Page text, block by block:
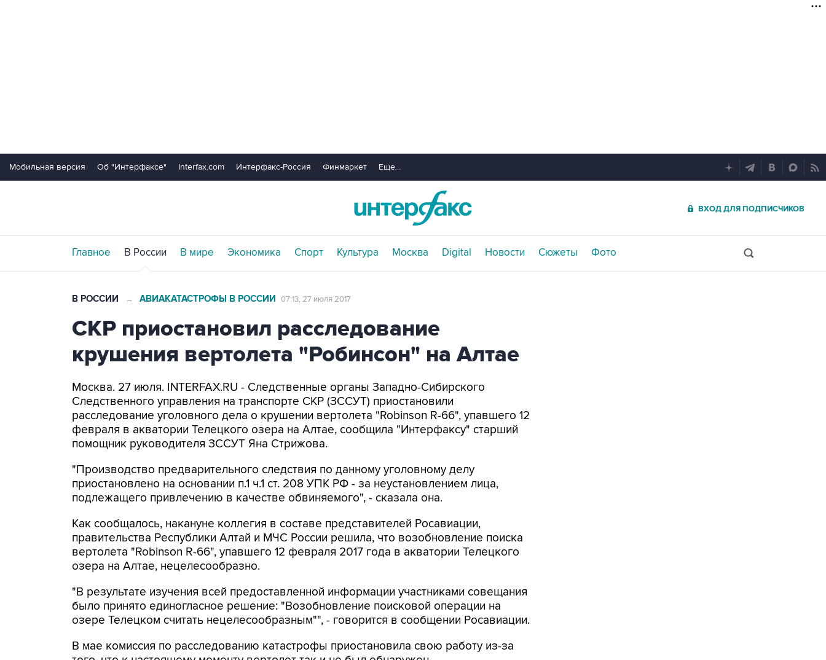
Мобильная версия Об "Интерфаксе" Interfax.com Интерфакс-Россия Финмаркет Еще...
ВХОД ДЛЯ ПОДПИСЧИКОВ
Главное В России В мире Экономика Спорт Культура Москва Digital Новости Сюжеты Фото
В РОССИИ → АВИАКАТАСТРОФЫ В РОССИИ 07:13, 27 июля 2017
СКР приостановил расследование
крушения вертолета "Робинсон" на Алтае
Москва. 27 июля. INTERFAX.RU - Следственные органы Западно-Сибирского
Следственного управления на транспорте СКР (ЗССУТ) приостановили
расследование уголовного дела о крушении вертолета "Robinson R-66", упавшего 12
февраля в акватории Телецкого озера на Алтае, сообщила "Интерфаксу" старший
помощник руководителя ЗССУТ Яна Стрижова.
"Производство предварительного следствия по данному уголовному делу
приостановлено на основании п.1 ч.1 ст. 208 УПК РФ - за неустановлением лица,
подлежащего привлечению в качестве обвиняемого", - сказала она.
Как сообщалось, накануне коллегия в составе представителей Росавиации,
правительства Республики Алтай и МЧС России решила, что возобновление поиска
вертолета "Robinson R-66", упавшего 12 февраля 2017 года в акватории Телецкого
озера на Алтае, нецелесообразно.
"В результате изучения всей предоставленной информации участниками совещания
было принято единогласное решение: "Возобновление поисковой операции на
озере Телецком считать нецелесообразным"", - говорится в сообщении Росавиации.
В мае комиссия по расследованию катастрофы приостановила свою работу из-за